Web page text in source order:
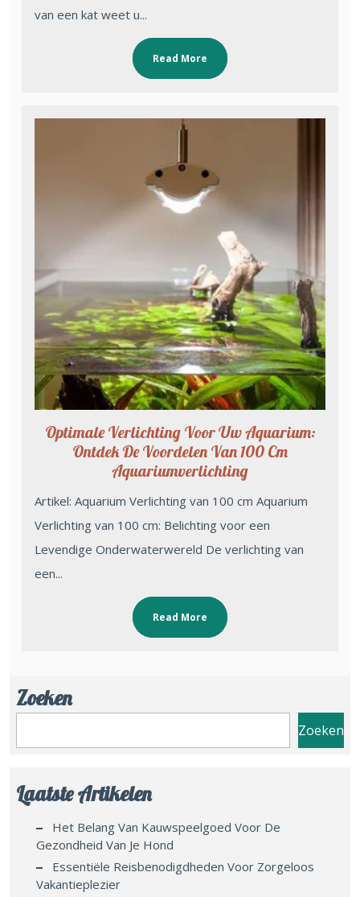
van een kat weet u...
Read More
Optimale Verlichting Voor Uw Aquarium:
Ontdek De Voordelen Van 100 Cm
Aquariumverlichting
Artikel: Aquarium Verlichting van 100 cm Aquarium
Verlichting van 100 cm: Belichting voor een
Levendige Onderwaterwereld De verlichting van
een...
Read More
Zoeken
Zoeken
Laatste Artikelen
Het Belang Van Kauwspeelgoed Voor De
Gezondheid Van Je Hond
Essentiële Reisbenodigdheden Voor Zorgeloos
Vakantieplezier